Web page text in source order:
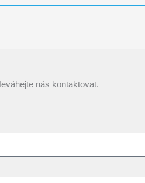
nás kontaktovat.